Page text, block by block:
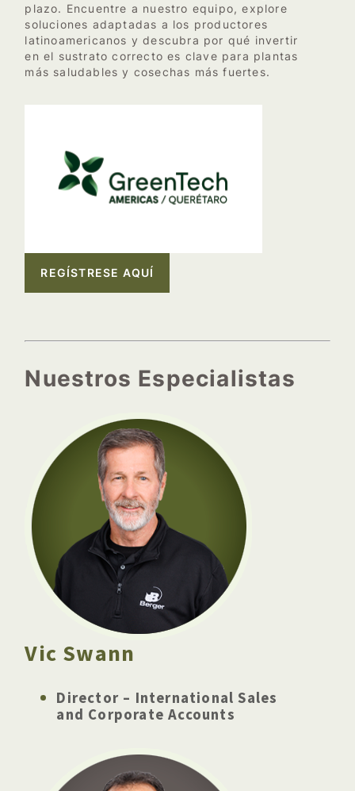
plazo. Encuentre a nuestro equipo, explore
soluciones adaptadas a los productores
latinoamericanos y descubra por qué invertir
en el sustrato correcto es clave para plantas
más saludables y cosechas más fuertes.
REGÍSTRESE AQUÍ
Nuestros Especialistas
Vic Swann
Director – International Sales
and Corporate Accounts